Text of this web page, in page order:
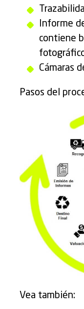
Informe
contiene
Cámaras
Pasos del
Vea también: